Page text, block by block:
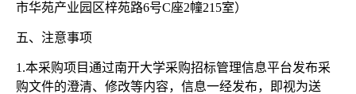
市华苑产业园区梓苑路6号C座2幢215室）
五、注意事项
1.本采购项目通过南开大学采购招标管理信息平台发布采
购文件的澄清、修改等内容，信息一经发布，即视为送